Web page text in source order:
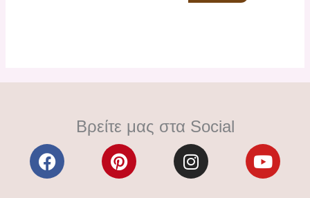
Βρείτε μας στα Social
F
a
P
i
I
n
Y
o